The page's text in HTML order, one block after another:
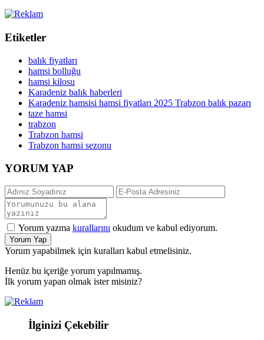
Etiketler
balık fiyatları
hamsi bolluğu
hamsi kilosu
Karadeniz balık haberleri
Karadeniz hamsisi hamsi fiyatları 2025 Trabzon balık pazarı
taze hamsi
trabzon
Trabzon hamsi
Trabzon hamsi sezonu
YORUM YAP
Yorum yazma kurallarını okudum ve kabul ediyorum.
Yorum Yap
Yorum yapabilmek için kuralları kabul etmelisiniz.
Henüz bu içeriğe yorum yapılmamış.
İlk yorum yapan olmak ister misiniz?
İlginizi Çekebilir